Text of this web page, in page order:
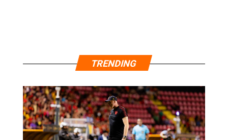
TRENDING